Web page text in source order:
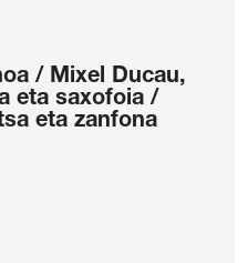
/ Mixel Ducau,
eta saxofoia /
eta zanfona